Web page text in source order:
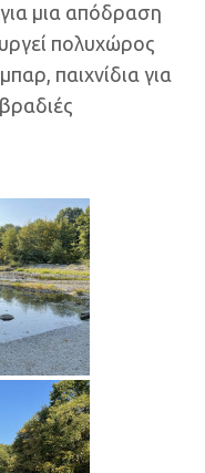
για μια απόδραση
πολυχώρος
παιχνίδια για